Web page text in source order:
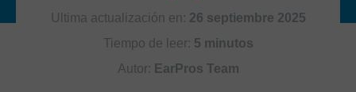
Ultima actualización en: 26 septiembre 2025
Tiempo de leer: 5 minutos
Autor: EarPros Team